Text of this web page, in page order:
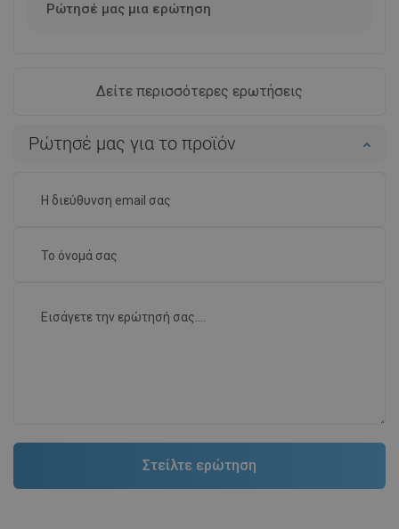
Ρώτησέ μας μια ερώτηση
Δείτε περισσότερες ερωτήσεις
Ρώτησέ μας για το προϊόν